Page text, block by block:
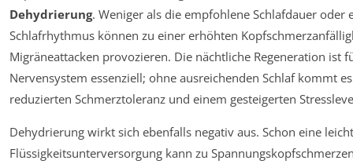
Dehydrierung. Weniger als die empfohlene Schlafdauer oder
Schlafrhythmus können zu einer erhöhten
Migräneattacken provozieren. Die nächtliche Regeneration ist
Nervensystem essenziell; ohne ausreichenden Schlaf kommt
reduzierten Schmerztoleranz und einem gesteigerten
Dehydrierung wirkt sich ebenfalls negativ aus. Schon eine
Flüssigkeitsunterversorgung kann zu